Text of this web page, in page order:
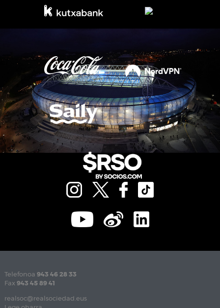
Telefonoa 943 46 28 33
Fax 943 45 89 41
realsoc@realsociedad.eus